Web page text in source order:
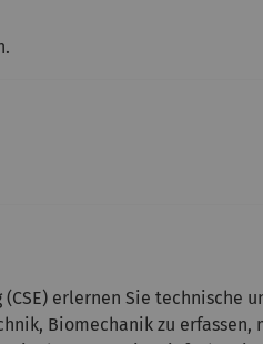
erlernen Sie technische
Biomechanik zu